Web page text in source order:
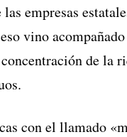
empresas
vino
de la
con el llamado